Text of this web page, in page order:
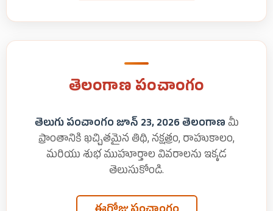
తెలంగాణ పంచాంగం
తెలుగు పంచాంగం జూన్ 23, 2026 తెలంగాణ మీ
ప్రాంతానికి ఖచ్చితమైన తిథి, నక్షత్రం, రాహుకాలం,
మరియు శుభ ముహూర్తాల వివరాలను ఇక్కడ
తెలుసుకోండి.